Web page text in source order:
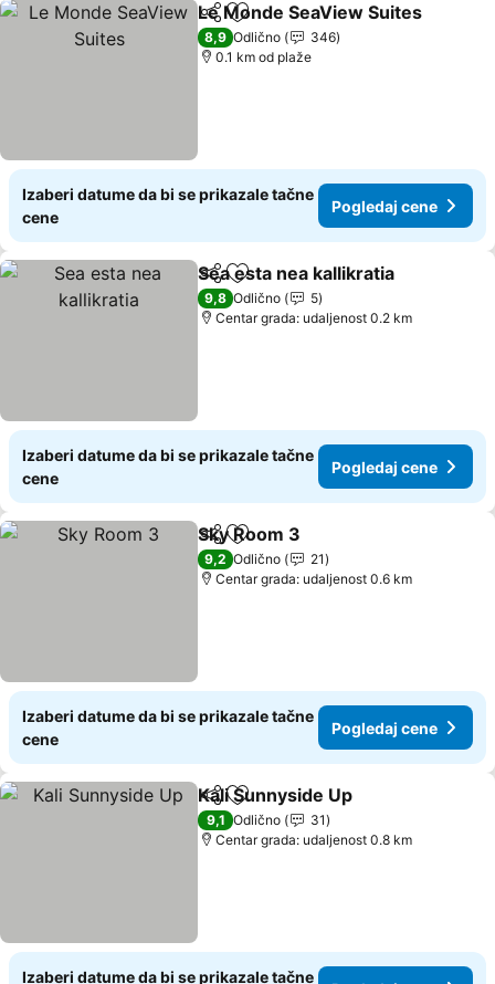
Deli Dodati u favorite
Le Monde SeaView Suites
8,9 Odlično
346
0.1 km od plaže
Izaberi datume da bi se prikazale tačne
cene
Pogledaj cene
Deli Dodati u favorite
Sea esta nea kallikratia
9,8 Odlično
5
Centar grada: udaljenost 0.2 km
Izaberi datume da bi se prikazale tačne
cene
Pogledaj cene
Deli Dodati u favorite
Sky Room 3
9,2 Odlično
21
Centar grada: udaljenost 0.6 km
Izaberi datume da bi se prikazale tačne
cene
Pogledaj cene
Deli Dodati u favorite
Kali Sunnyside Up
9,1 Odlično
31
Centar grada: udaljenost 0.8 km
Izaberi datume da bi se prikazale tačne